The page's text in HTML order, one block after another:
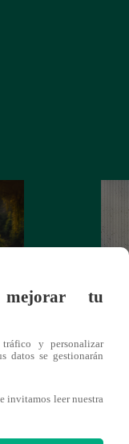
mejorar tu
y personalizar
datos se gestionarán
invitamos leer nuestra